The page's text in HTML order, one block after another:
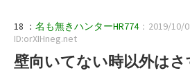
18 ： 名も無きハンターHR774：2019/10/
ID:orXIHneg.net
壁向いてない時以外は